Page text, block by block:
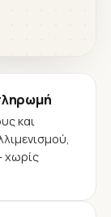
και
χωρίς